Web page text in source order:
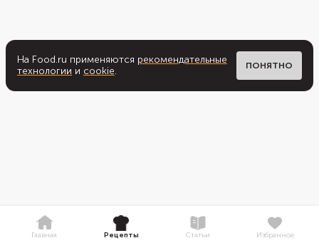
На Food.ru применяются рекомендательные
технологии и cookie. ПОНЯТНО
Главная Рецепты Статьи Избранное